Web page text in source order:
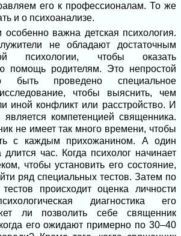
его к профессионалам. То же
и о психоанализе.
важна детская психология.
не обладают достаточным
психологии, чтобы оказать
помощь родителям. Это непростой
быть проведено специальное
исследование, чтобы выяснить, чем
иной конфликт или расстройство. И
компетенцией священника.
не имеет так много времени, чтобы
с каждым прихожанином. А один
длится час. Когда психолог начинает
чтобы установить его состояние,
ряд специальных тестов. Затем по
тестов происходит оценка личности
диагностика его
ли позволить себе священник
его ожидают примерно по 30–40